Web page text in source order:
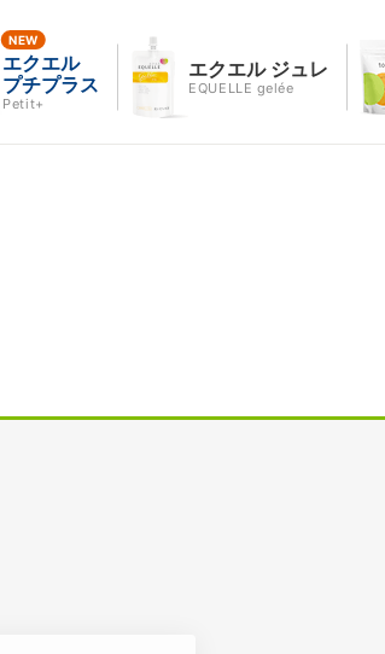
エクエル
プチプラス
Petit+
エクエル ジュレ
EQUELLE gelée